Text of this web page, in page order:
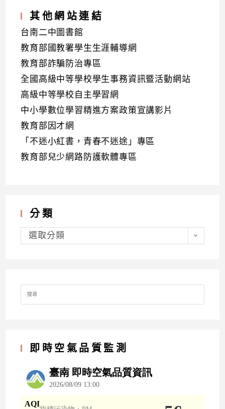
其他網站連結
台南二中圖書館
教育部國教署學生生涯輔導網
教育部詐騙防治專區
全國高級中等學校學生事務資訊暨活動網站
高級中等學校自主學習網
中小學數位學習精進方案政策宣講影片
教育部因才網
「不迷小紅書，青春不迷途」專區
教育部兒少網路防護軟體專區
分類
分
類選取分類
Search
for:
即時空氣品質監測